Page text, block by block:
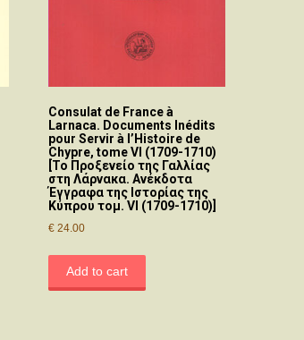
Consulat de France à
Larnaca. Documents Inédits
pour Servir à l’Histoire de
Chypre, tome VI (1709-1710)
[Το Προξενείο της Γαλλίας
στη Λάρνακα. Ανέκδοτα
Έγγραφα της Ιστορίας της
Κύπρου τομ. VI (1709-1710)]
€ 24.00
Add to cart